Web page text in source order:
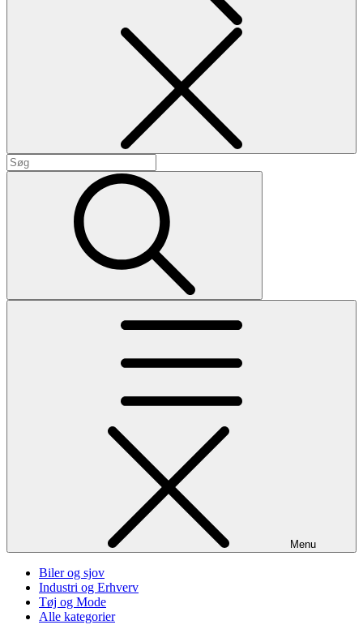
Search
for:
Menu
Biler og sjov
Industri og Erhverv
Tøj og Mode
Alle kategorier